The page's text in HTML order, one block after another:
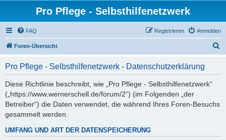
Pro Pflege - Selbsthilfenetzwerk
FAQ Anmelden
Registrieren
Foren-Übersicht
Pro Pflege - Selbsthilfenetzwerk - Datenschutzerklärung
Diese Richtlinie beschreibt, wie „Pro Pflege - Selbsthilfenetzwerk“
(„https://www.wernerschell.de/forum/2“) (im Folgenden „der
Betreiber“) die Daten verwendet, die während Ihres Foren-Besuchs
gesammelt werden.
UMFANG UND ART DER DATENSPEICHERUNG